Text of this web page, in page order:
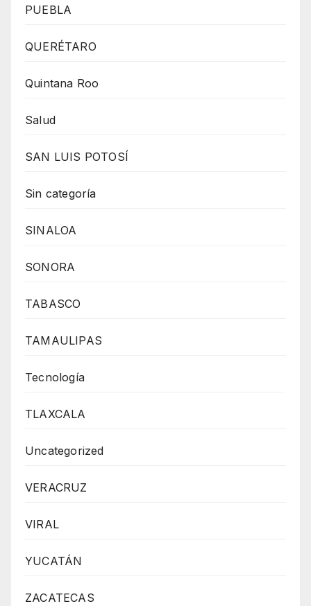
PUEBLA
QUERÉTARO
Quintana Roo
Salud
SAN LUIS POTOSÍ
Sin categoría
SINALOA
SONORA
TABASCO
TAMAULIPAS
Tecnología
TLAXCALA
Uncategorized
VERACRUZ
VIRAL
YUCATÁN
ZACATECAS